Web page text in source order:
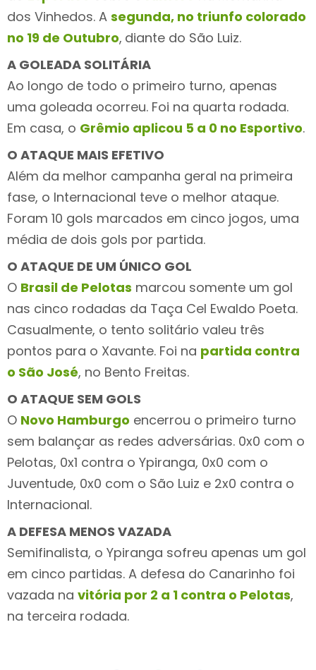
dos Vinhedos. A segunda, no triunfo colorado
no 19 de Outubro, diante do São Luiz.
A GOLEADA SOLITÁRIA
Ao longo de todo o primeiro turno, apenas
uma goleada ocorreu. Foi na quarta rodada.
Em casa, o Grêmio aplicou 5 a 0 no Esportivo.
O ATAQUE MAIS EFETIVO
Além da melhor campanha geral na primeira
fase, o Internacional teve o melhor ataque.
Foram 10 gols marcados em cinco jogos, uma
média de dois gols por partida.
O ATAQUE DE UM ÚNICO GOL
O Brasil de Pelotas marcou somente um gol
nas cinco rodadas da Taça Cel Ewaldo Poeta.
Casualmente, o tento solitário valeu três
pontos para o Xavante. Foi na partida contra
o São José, no Bento Freitas.
O ATAQUE SEM GOLS
O Novo Hamburgo encerrou o primeiro turno
sem balançar as redes adversárias. 0x0 com o
Pelotas, 0x1 contra o Ypiranga, 0x0 com o
Juventude, 0x0 com o São Luiz e 2x0 contra o
Internacional.
A DEFESA MENOS VAZADA
Semifinalista, o Ypiranga sofreu apenas um gol
em cinco partidas. A defesa do Canarinho foi
vazada na vitória por 2 a 1 contra o Pelotas,
na terceira rodada.